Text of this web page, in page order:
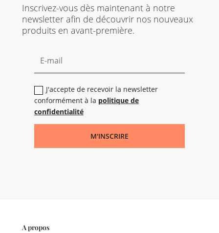
Inscrivez-vous dès maintenant à notre
newsletter afin de découvrir nos nouveaux
produits en avant-première.
J'accepte de recevoir la newsletter
conformément à la politique de
confidentialité
M'INSCRIRE
A propos